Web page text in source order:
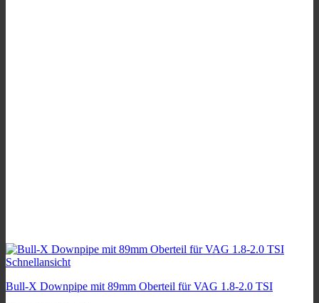
Schnellansicht
Bull-X Downpipe mit 89mm Oberteil für VAG 1.8-2.0 TSI